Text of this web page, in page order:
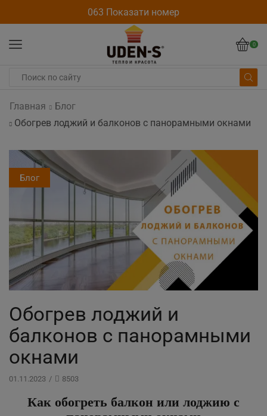
063 Показати номер
0
Главная
Блог
Обогрев лоджий и балконов с панорамными окнами
Блог
Обогрев лоджий и
балконов с панорамными
окнами
01.11.2023 / 8503
Как обогреть балкон или лоджию с